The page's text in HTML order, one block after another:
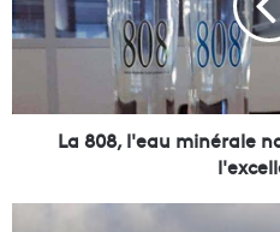
8
,
e
La 808, l'eau minérale